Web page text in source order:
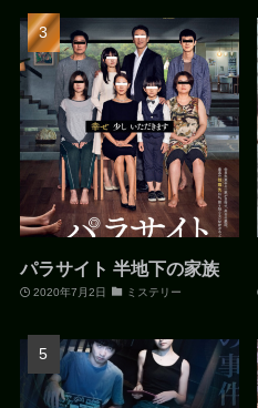
パラサイト 半地下の家族
2020年7月2日 ミステリー